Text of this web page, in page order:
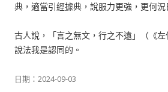
典，適當引經據典，說服力更強，更何況
古人說，「言之無文，行之不遠」（《左
說法我是認同的。
日期： 2024-09-03